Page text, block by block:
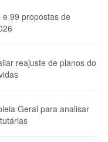
e 99 propostas de
reajuste de planos do
Geral para analisar